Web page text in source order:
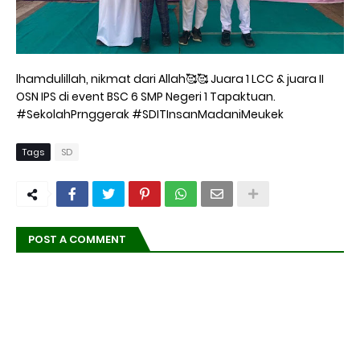
lhamdulillah, nikmat dari Allah🥰🥰 Juara 1 LCC & juara II
OSN IPS di event BSC 6 SMP Negeri 1 Tapaktuan.
#SekolahPrnggerak #SDITInsanMadaniMeukek
Tags SD
POST A COMMENT